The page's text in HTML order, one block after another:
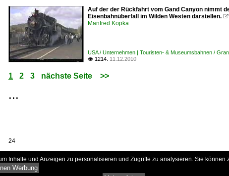
Auf der der Rückfahrt vom Gand Canyon nimmt
Eisenbahnüberfall im Wilden Westen darstellen. 
Manfred Kopka
USA / Unternehmen | Touristen- & Museumsbahnen /
 1214. 11.12.2010
1 2 3 nächste Seite >>
...
24
Inhalte und Anzeigen zu personalisieren und Zugriffe zu analysieren. Sie
Werbung